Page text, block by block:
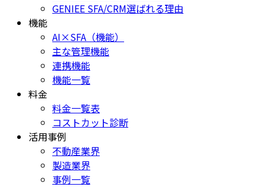
GENIEE SFA/CRM選ばれる理由
機能
AI×SFA（機能）
主な管理機能
連携機能
機能一覧
料金
料金一覧表
コストカット診断
活用事例
不動産業界
製造業界
事例一覧